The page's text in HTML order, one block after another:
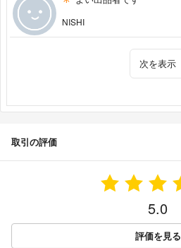
NISHI
次を表示
取引の評価
5.0
評価を見る